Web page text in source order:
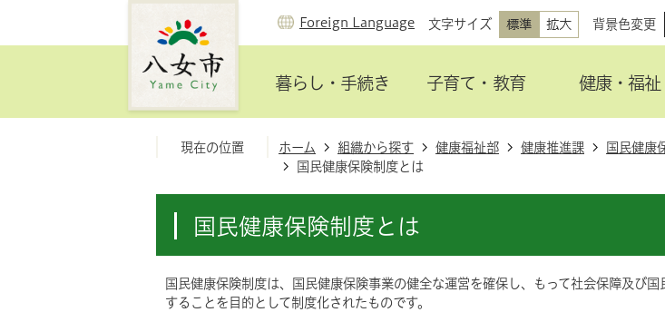
Foreign Language 文字サイズ 背景色変更
暮らし・手続き 子育て・教育 健康・福祉
現在の位置 ホーム 組織から探す 健康福祉部 健康推進課 国民健康
国民健康保険制度とは
国民健康保険制度とは
国民健康保険制度は、国民健康保険事業の健全な運営を確保し、もって社会保障及び国
することを目的として制度化されたものです。